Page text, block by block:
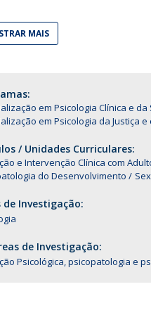
Associação de Antigos
MAIS
em Psicologia Clínica e da
em Psicologia da Justiça
/ Unidades Curriculares:
e Intervenção Clínica com
do Desenvolvimento
de Investigação:
de Investigação:
Psicológica, psicopatologia e